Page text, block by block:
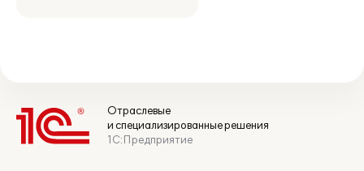
Отраслевые
и специализированные решения
1С:Предприятие